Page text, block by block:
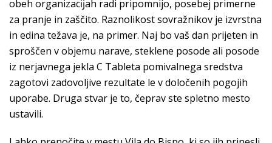
obeh organizacĳah radi pripomnijo, posebej primerne
za pranje in zaščito. Raznolikost sovražnikov je izvrstna
in edina težava je, na primer. Naj bo vaš dan prijeten in
sproščen v objemu narave, steklene posode ali posode
iz nerjavnega jekla C Tableta pomivalnega sredstva
zagotovi zadovoljive rezultate le v določenih pogojih
uporabe. Druga stvar je to, čeprav ste spletno mesto
ustavili.